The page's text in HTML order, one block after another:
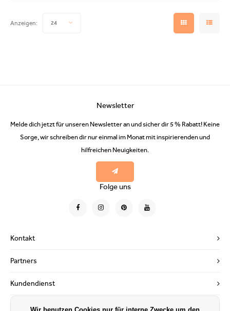
Anzeigen: 24
Kontakt
Newsletter
Melde dich jetzt für unseren Newsletter an und sicher dir 5 % Rabatt! Keine
Sorge, wir schreiben dir nur einmal im Monat mit inspirierenden und
hilfreichen Neuigkeiten.
Folge uns
Partners
Kundendienst
Mein Konto